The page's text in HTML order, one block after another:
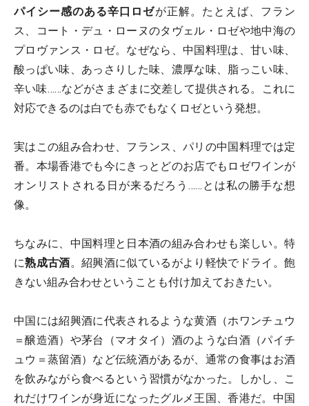
パイシー感のある辛口ロゼが正解。たとえば、フラン
ス、コート・デュ・ローヌのタヴェル・ロゼや地中海の
プロヴァンス・ロゼ。なぜなら、中国料理は、甘い味、
酸っぱい味、あっさりした味、濃厚な味、脂っこい味、
辛い味……などがさまざまに交差して提供される。これに
対応できるのは白でも赤でもなくロゼという発想。
実はこの組み合わせ、フランス、パリの中国料理では定
番。本場香港でも今にきっとどのお店でもロゼワインが
オンリストされる日が来るだろう……とは私の勝手な想
像。
ちなみに、中国料理と日本酒の組み合わせも楽しい。特
に熟成古酒。紹興酒に似ているがより軽快でドライ。飽
きない組み合わせということも付け加えておきたい。
中国には紹興酒に代表されるような黄酒（ホワンチュウ
＝醸造酒）や茅台（マオタイ）酒のような白酒（パイチ
ュウ＝蒸留酒）など伝統酒があるが、通常の食事はお酒
を飲みながら食べるという習慣がなかった。しかし、こ
れだけワインが身近になったグルメ王国、香港だ。中国